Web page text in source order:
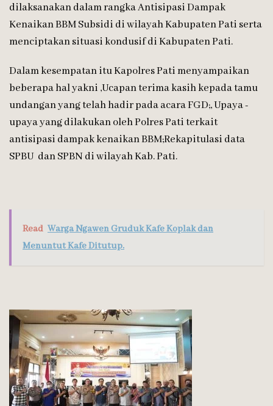
dilaksanakan dalam rangka Antisipasi Dampak
Kenaikan BBM Subsidi di wilayah Kabupaten Pati serta
menciptakan situasi kondusif di Kabupaten Pati.
Dalam kesempatan itu Kapolres Pati menyampaikan
beberapa hal yakni ,Ucapan terima kasih kepada tamu
undangan yang telah hadir pada acara FGD;, Upaya -
upaya yang dilakukan oleh Polres Pati terkait
antisipasi dampak kenaikan BBM;Rekapitulasi data
SPBU dan SPBN di wilayah Kab. Pati.
Read Warga Ngawen Gruduk Kafe Koplak dan
Menuntut Kafe Ditutup.